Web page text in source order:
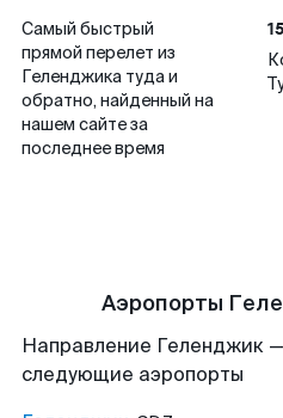
Самый быстрый
прямой перелет из
Геленджика туда и
обратно, найденный на
нашем сайте за
последнее время
15
Аэропорты
Направление Геленджик
следующие аэропорты